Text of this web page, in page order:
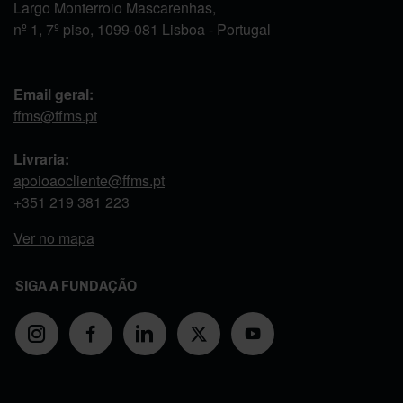
Largo Monterroio Mascarenhas,
nº 1, 7º piso, 1099-081 Lisboa - Portugal
Email geral:
ffms@ffms.pt
Livraria:
apoioaocliente@ffms.pt
+351 219 381 223
Ver no mapa
SIGA A FUNDAÇÃO